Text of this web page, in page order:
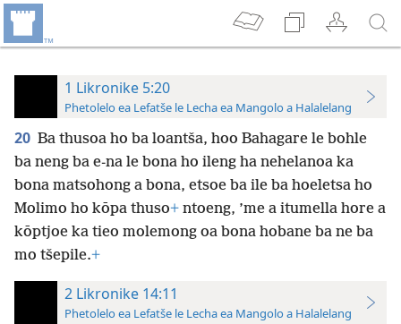
1 Likronike 5:20
Phetolelo ea Lefatše le Lecha ea Mangolo a Halalelang
20 Ba thusoa ho ba loantša, hoo Bahagare le bohle
ba neng ba e-na le bona ho ileng ha nehelanoa ka
bona matsohong a bona, etsoe ba ile ba hoeletsa ho
Molimo ho kōpa thuso+ ntoeng, ’me a itumella hore a
kōptjoe ka tieo molemong oa bona hobane ba ne ba
mo tšepile.+
2 Likronike 14:11
Phetolelo ea Lefatše le Lecha ea Mangolo a Halalelang